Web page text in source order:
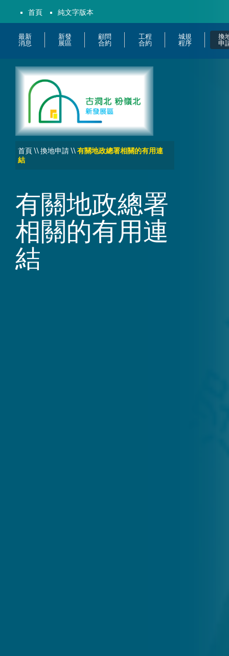
首頁 純文字版本
最新
消息
新發
展區
顧問
合約
工程
合約
城規
程序
換
申
首頁\\換地申請\\有關地政總署相關的有用連
結
有關地政總署
相關的有用連
結